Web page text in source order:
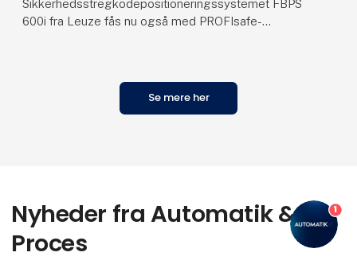
Sikkerhedsstregkodepositioneringssystemet FBPS
600i fra Leuze fås nu også med PROFIsafe-
Se mere her
Nyheder fra Automatik &
Proces
1